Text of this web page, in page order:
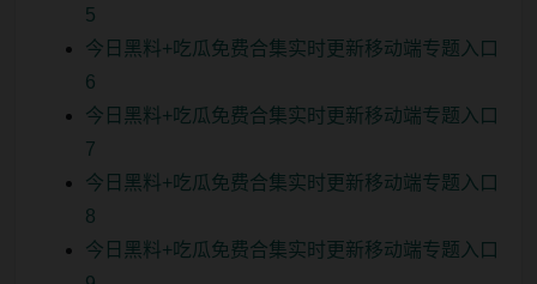
5
今日黑料+吃瓜免费合集实时更新移动端专题入口
6
今日黑料+吃瓜免费合集实时更新移动端专题入口
7
今日黑料+吃瓜免费合集实时更新移动端专题入口
8
今日黑料+吃瓜免费合集实时更新移动端专题入口